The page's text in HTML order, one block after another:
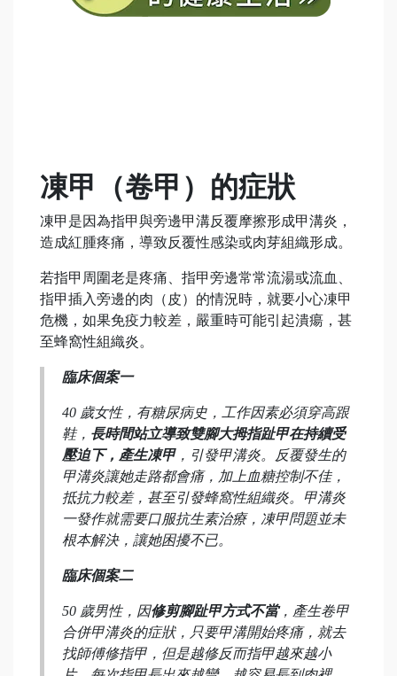
凍甲 （卷甲） 的症狀
凍甲是因為指甲與旁邊甲溝反覆摩擦形成甲溝炎，
造成紅腫疼痛，導致反覆性感染或肉芽組織形成。
若指甲周圍老是疼痛、指甲旁邊常常流湯或流血、
指甲插入旁邊的肉（皮）的情況時，就要小心凍甲
危機，如果免疫力較差，嚴重時可能引起潰瘍，甚
至蜂窩性組織炎。
臨床個案一
40 歲女性，有糖尿病史，工作因素必須穿高跟
鞋， 長時間站立導致雙腳大拇指趾甲在持續受
壓迫下，產生凍甲，引發甲溝炎。反覆發生的
甲溝炎讓她走路都會痛，加上血糖控制不佳，
抵抗力較差，甚至引發蜂窩性組織炎。甲溝炎
一發作就需要口服抗生素治療，凍甲問題並未
根本解決，讓她困擾不已。
臨床個案二
50 歲男性，因修剪腳趾甲方式不當，產生卷甲
合併甲溝炎的症狀，只要甲溝開始疼痛，就去
找師傅修指甲，但是越修反而指甲越來越小